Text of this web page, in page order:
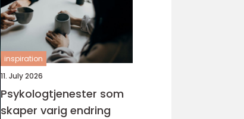
inspiration
11. July 2026
Psykologtjenester som
skaper varig endring